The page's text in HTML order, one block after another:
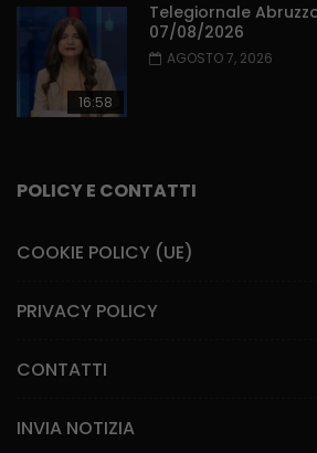
16:58
Telegiornale
07/08/2026
AGOSTO 7, 2026
POLICY E CONTATTI
COOKIE POLICY (UE)
PRIVACY POLICY
CONTATTI
INVIA NOTIZIA